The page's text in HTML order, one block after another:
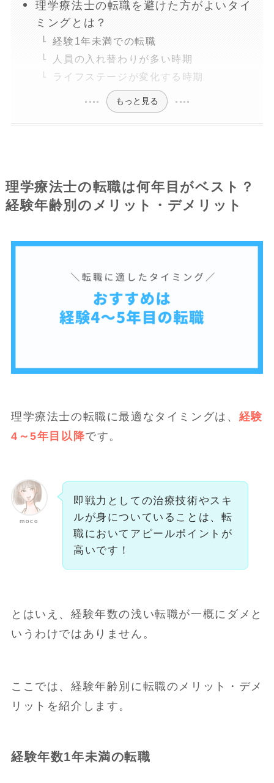
理学療法士の転職を避けた方がよいタイ
ミングとは？
経験1年未満での転職
人員の入れ替わりが多い時期
ライフステージが変化する時期
もっと見る
理学療法士の転職は何年目がベスト？
経験年齢別のメリット・デメリット
理学療法士の転職に最適なタイミングは、 経験
4～5年目以降です。
moco
即戦力としての治療技術やスキ
ルが身についていることは、転
職においてアピールポイントが
高いです！
とはいえ、経験年数の浅い転職が一概にダメと
いうわけではありません。
ここでは、経験年齢別に転職のメリット・デメ
リットを紹介します。
経験年数1年未満の転職